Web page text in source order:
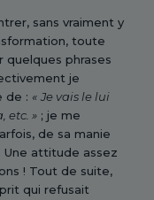
sans vraiment y
toute
quelques phrases
je
de : « Je vais le lui
etc. » ; je me
de sa manie
attitude assez
! Tout de suite,
qui refusait